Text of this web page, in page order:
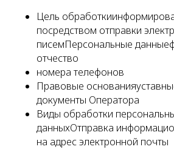
Цель
посредством отправки
писемПерсональные
отчество
номера телефонов
Правовые
документы Оператора
Виды обработки
данныхОтправка
на адрес электронной почты